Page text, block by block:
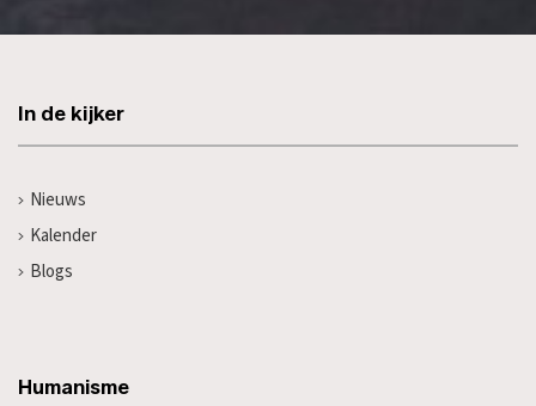
In de kijker
Nieuws
Kalender
Blogs
Humanisme